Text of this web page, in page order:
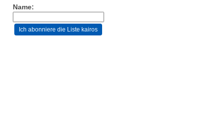
Name: